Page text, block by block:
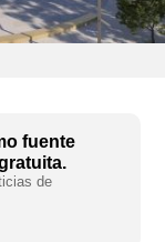
fuente
de